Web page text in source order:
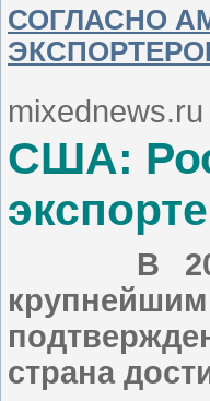
СОГЛАСНО
mixednews.ru
США:
В
страна